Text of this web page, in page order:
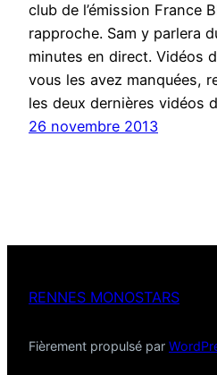
club de l’émission France
rapproche. Sam y parlera
minutes en direct. Vidéos
vous les avez manquées,
les deux dernières vidéos
26 novembre 2013
RENNES MONOSTARS
Fièrement propulsé par